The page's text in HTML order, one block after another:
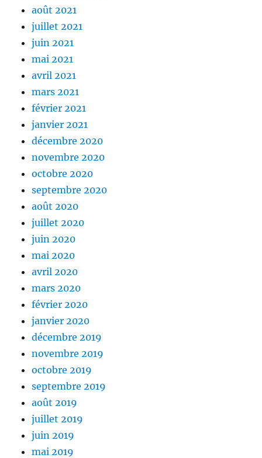
août 2021
juillet 2021
juin 2021
mai 2021
avril 2021
mars 2021
février 2021
janvier 2021
décembre 2020
novembre 2020
octobre 2020
septembre 2020
août 2020
juillet 2020
juin 2020
mai 2020
avril 2020
mars 2020
février 2020
janvier 2020
décembre 2019
novembre 2019
octobre 2019
septembre 2019
août 2019
juillet 2019
juin 2019
mai 2019